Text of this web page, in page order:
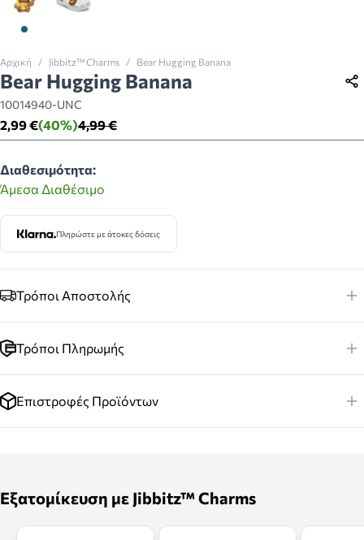
Αρχική / Jibbitz™ Charms / Bear Hugging Banana
Bear Hugging Banana
10014940-UNC
4,99 €
(40%)
2,99 €
Διαθεσιμότητα:
Άμεσα Διαθέσιμο
Πληρώστε με άτοκες δόσεις
Τρόποι Αποστολής
Τρόποι Πληρωμής
Επιστροφές Προϊόντων
Εξατομίκευση με Jibbitz™ Charms